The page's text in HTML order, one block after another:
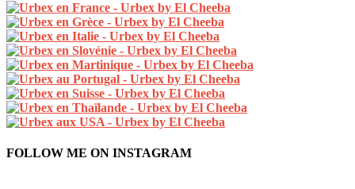
FOLLOW ME ON INSTAGRAM